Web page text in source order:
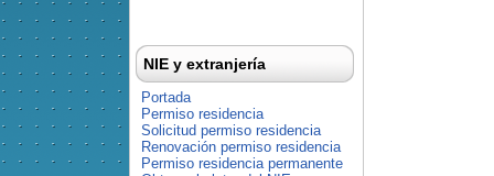
NIE y extranjería
Portada
Permiso residencia
Solicitud permiso residencia
Renovación permiso residencia
Permiso residencia permanente